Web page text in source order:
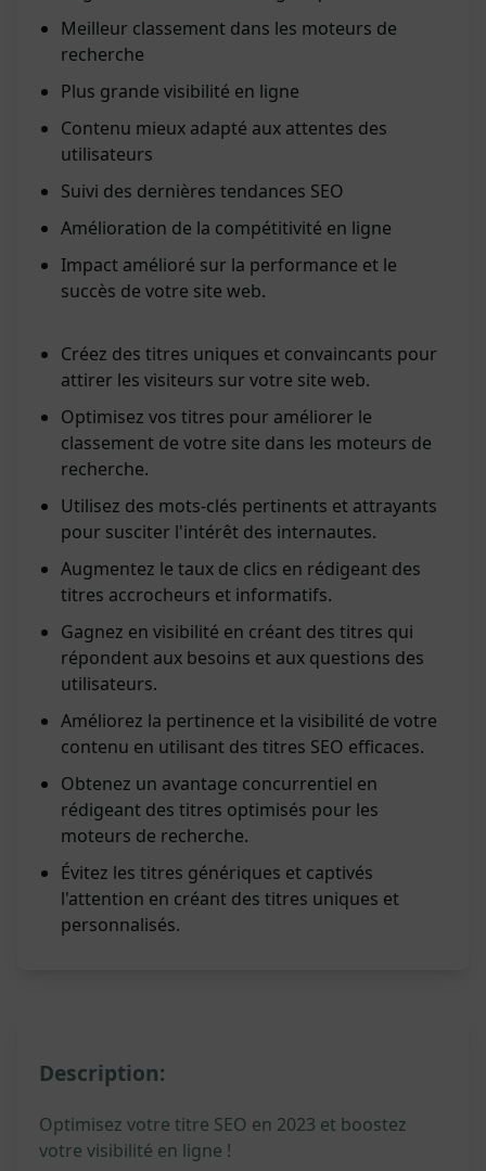
Meilleur classement dans les moteurs de
recherche
Plus grande visibilité en ligne
Contenu mieux adapté aux attentes des
utilisateurs
Suivi des dernières tendances SEO
Amélioration de la compétitivité en ligne
Impact amélioré sur la performance et le
succès de votre site web.
Créez des titres uniques et convaincants pour
attirer les visiteurs sur votre site web.
Optimisez vos titres pour améliorer le
classement de votre site dans les moteurs de
recherche.
Utilisez des mots-clés pertinents et attrayants
pour susciter l'intérêt des internautes.
Augmentez le taux de clics en rédigeant des
titres accrocheurs et informatifs.
Gagnez en visibilité en créant des titres qui
répondent aux besoins et aux questions des
utilisateurs.
Améliorez la pertinence et la visibilité de votre
contenu en utilisant des titres SEO efficaces.
Obtenez un avantage concurrentiel en
rédigeant des titres optimisés pour les
moteurs de recherche.
Évitez les titres génériques et captivés
l'attention en créant des titres uniques et
personnalisés.
Description:
Optimisez votre titre SEO en 2023 et boostez
votre visibilité en ligne !